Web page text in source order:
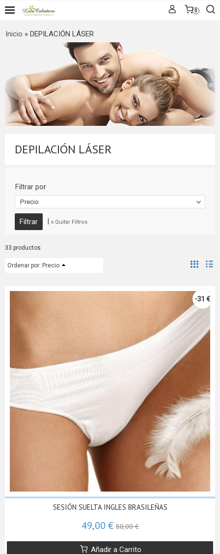
0
Inicio » DEPILACIÓN LÁSER
DEPILACIÓN LÁSER
Filtrar por
Precio
| x Quitar Filtros
33 productos
Ordenar por: Precio
-31 €
SESIÓN SUELTA INGLES BRASILEÑAS
49,00 €80,00 €
Añadir a Carrito